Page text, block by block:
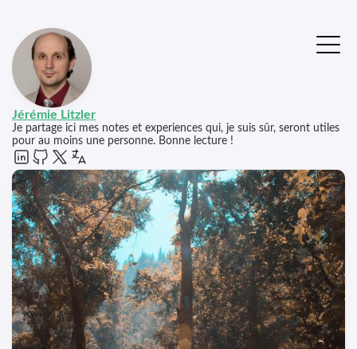
Jérémie Litzler
Je partage ici mes notes et experiences qui, je suis sûr, seront utiles
pour au moins une personne. Bonne lecture !